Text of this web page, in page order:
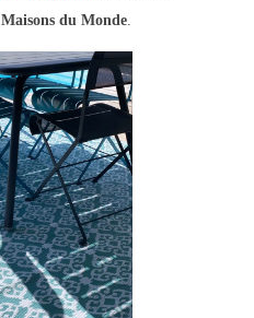
Maisons du Monde.